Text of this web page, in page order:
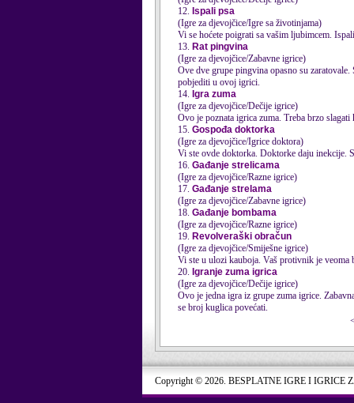
12. Ispali psa
(Igre za djevojčice/Igre sa životinjama)
Vi se hoćete poigrati sa vašim ljubimcem.
13. Rat pingvina
(Igre za djevojčice/Zabavne igrice)
Ove dve grupe pingvina opasno su
pobjediti u ovoj igrici.
14. Igra zuma
(Igre za djevojčice/Dečije igrice)
Ovo je poznata igrica zuma. Treba brzo
15. Gospođa doktorka
(Igre za djevojčice/Igrice doktora)
Vi ste ovde doktorka. Doktorke daju inekcije.
16. Gađanje strelicama
(Igre za djevojčice/Razne igrice)
17. Gađanje strelama
(Igre za djevojčice/Zabavne igrice)
18. Gađanje bombama
(Igre za djevojčice/Razne igrice)
19. Revolveraški obračun
(Igre za djevojčice/Smiješne igrice)
Vi ste u ulozi kauboja. Vaš protivnik je veoma
20. Igranje zuma igrica
(Igre za djevojčice/Dečije igrice)
Ovo je jedna igra iz grupe zuma igrice.
se broj kuglica povećati.
Copyright © 2026. BESPLATNE IGRE I IGRICE